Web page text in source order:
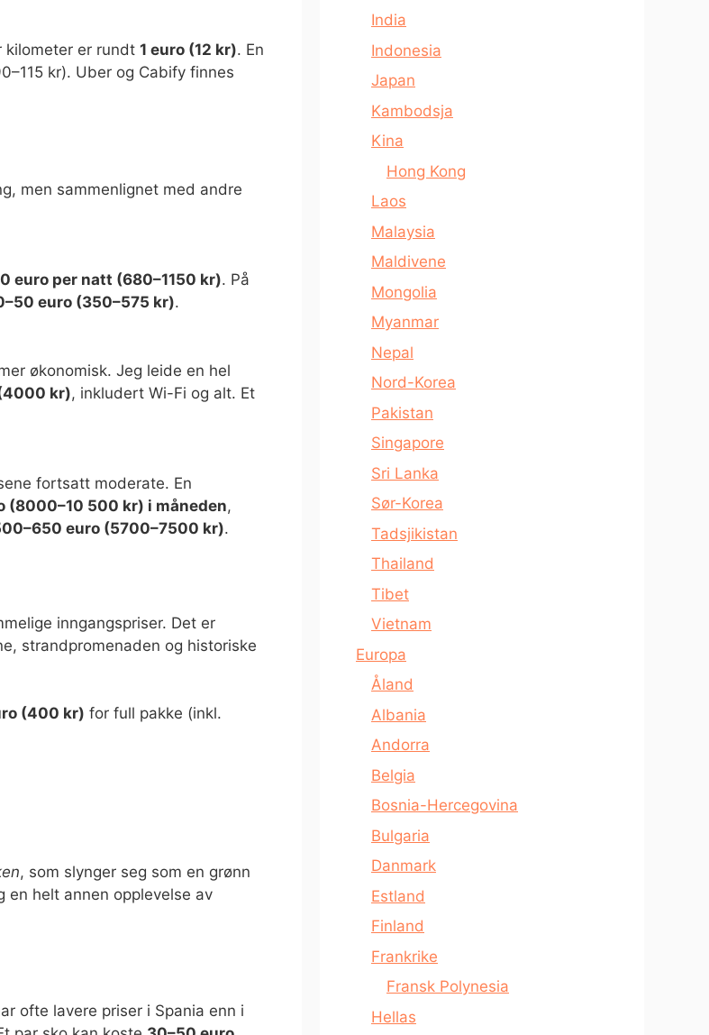
kilometer er rundt 1 euro (12 kr). En
kr). Uber og Cabify finnes
men sammenlignet med andre
euro per natt (680–1150 kr). På
euro (350–575 kr).
økonomisk. Jeg leide en hel
kr), inkludert Wi-Fi og alt. Et
fortsatt moderate. En
(8000–10 500 kr) i måneden,
euro (5700–7500 kr).
inngangspriser. Det er
strandpromenaden og historiske
(400 kr) for full pakke (inkl.
, som slynger seg som en grønn
en helt annen opplevelse av
ofte lavere priser i Spania enn i
India
Indonesia
Japan
Kambodsja
Kina
Hong Kong
Laos
Malaysia
Maldivene
Mongolia
Myanmar
Nepal
Nord-Korea
Pakistan
Singapore
Sri Lanka
Sør-Korea
Tadsjikistan
Thailand
Tibet
Vietnam
Europa
Åland
Albania
Andorra
Belgia
Bosnia-Hercegovina
Bulgaria
Danmark
Estland
Finland
Frankrike
Fransk Polynesia
Hellas